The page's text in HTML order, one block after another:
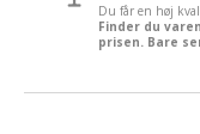
Du får en høj
Finder du
prisen. Bare